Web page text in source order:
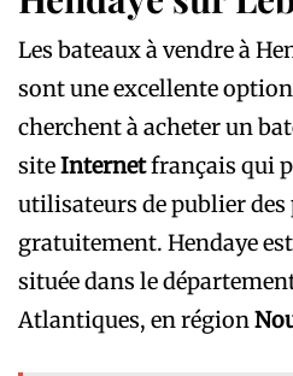
Les bateaux à vendre à
sont une excellente
cherchent à acheter un
siteInternetfrançais qui
utilisateurs de publier des
gratuitement. Hendaye
située dans le
Atlantiques, en région